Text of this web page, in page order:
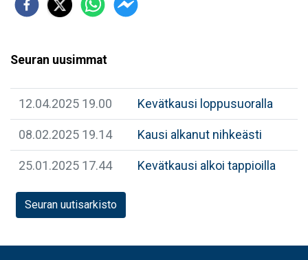
Seuran uusimmat
12.04.2025 19.00 Kevätkausi loppusuoralla
08.02.2025 19.14 Kausi alkanut nihkeästi
25.01.2025 17.44 Kevätkausi alkoi tappioilla
Seuran uutisarkisto